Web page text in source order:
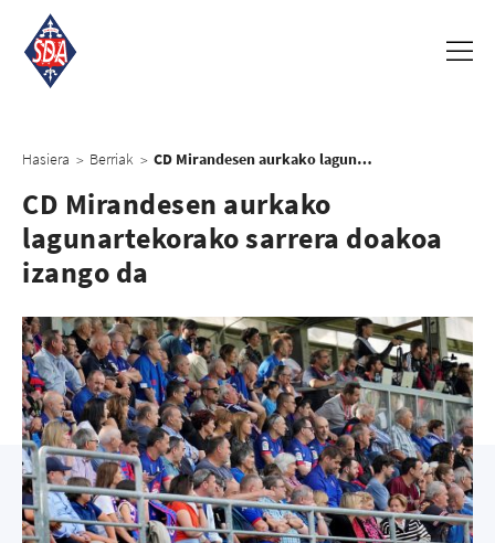
Hasiera > Berriak > CD Mirandesen aurkako lagunartekorako sarrera doakoa izango da
CD Mirandesen aurkako
lagunartekorako sarrera doakoa
izango da